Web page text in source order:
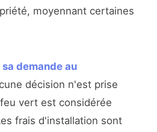
moyennant certaines
demande au
décision n'est prise
vert est considérée
frais d'installation sont